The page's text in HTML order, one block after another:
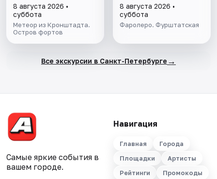
8 августа 2026 •
суббота
Метеор из Кронштадта.
Остров фортов
8 августа 2026 •
суббота
Фаролеро. Фурштатская
Все экскурсии в Санкт-Петербурге →
Самые яркие события в
вашем городе.
Навигация
Главная
Города
Площадки
Артисты
Рейтинги
Промокоды